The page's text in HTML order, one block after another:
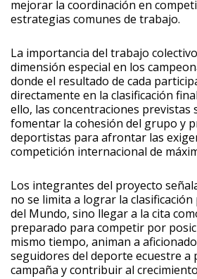
mejorar la coordinación en
estrategias comunes de trabajo.
La importancia del trabajo
dimensión especial en los
donde el resultado de cada
directamente en la clasificación
ello, las concentraciones previstas
fomentar la cohesión del grupo y
deportistas para afrontar las
competición internacional de
Los integrantes del proyecto
no se limita a lograr la
del Mundo, sino llegar a la cita
preparado para competir por
mismo tiempo, animan a
seguidores del deporte ecuestre a
campaña y contribuir al